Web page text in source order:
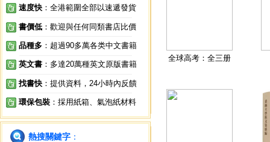
速度快 ：全港範圍全部以速遞發貨
書價低 ：歡迎與任何同類書店比價
品種多 ：超過90多萬各类中文書籍
英文書 ：多達20萬種英文原版書籍
找書快 ：提供資料，24小時內反饋
環保包裝 ：採用紙箱、氣泡紙材料
熱搜關鍵字 ：
全球高考：全三册